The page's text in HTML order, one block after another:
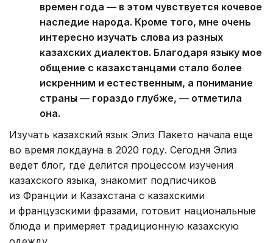
времен года — в этом чувствуется кочевое
наследие народа. Кроме того, мне очень
интересно изучать слова из разных
казахских диалектов. Благодаря языку мое
общение с казахстанцами стало более
искренним и естественным, а понимание
страны — гораздо глубже, — отметила
она.
Изучать казахский язык Элиз Пакето начала еще
во время локдауна в 2020 году. Сегодня Элиз
ведет блог, где делится процессом изучения
казахского языка, знакомит подписчиков
из Франции и Казахстана с казахскими
и французскими фразами, готовит национальные
блюда и примеряет традиционную казахскую